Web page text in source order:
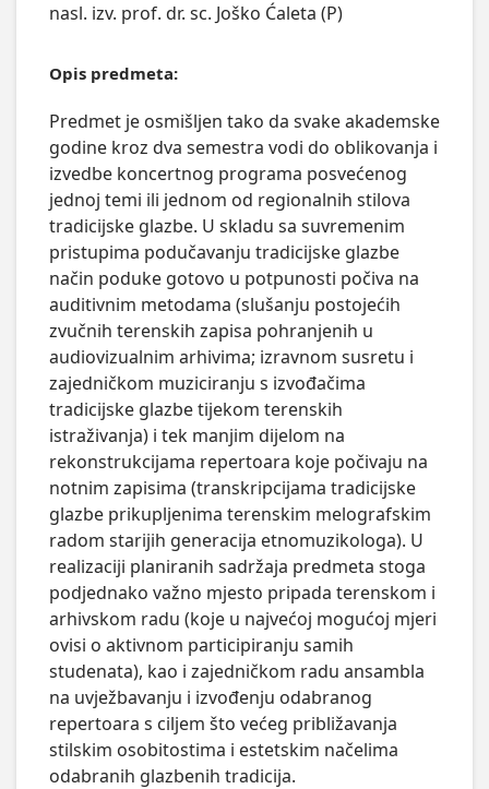
nasl. izv. prof. dr. sc. Joško Ćaleta (P)
Opis predmeta:
Predmet je osmišljen tako da svake akademske
godine kroz dva semestra vodi do oblikovanja i
izvedbe koncertnog programa posvećenog
jednoj temi ili jednom od regionalnih stilova
tradicijske glazbe. U skladu sa suvremenim
pristupima podučavanju tradicijske glazbe
način poduke gotovo u potpunosti počiva na
auditivnim metodama (slušanju postojećih
zvučnih terenskih zapisa pohranjenih u
audiovizualnim arhivima; izravnom susretu i
zajedničkom muziciranju s izvođačima
tradicijske glazbe tijekom terenskih
istraživanja) i tek manjim dijelom na
rekonstrukcijama repertoara koje počivaju na
notnim zapisima (transkripcijama tradicijske
glazbe prikupljenima terenskim melografskim
radom starijih generacija etnomuzikologa). U
realizaciji planiranih sadržaja predmeta stoga
podjednako važno mjesto pripada terenskom i
arhivskom radu (koje u najvećoj mogućoj mjeri
ovisi o aktivnom participiranju samih
studenata), kao i zajedničkom radu ansambla
na uvježbavanju i izvođenju odabranog
repertoara s ciljem što većeg približavanja
stilskim osobitostima i estetskim načelima
odabranih glazbenih tradicija.